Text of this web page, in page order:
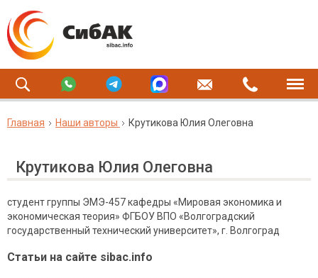
Главная Наши авторы Крутикова Юлия Олеговна
Крутикова Юлия Олеговна
студент группы ЭМЭ-457 кафедры «Мировая экономика и
экономическая теория» ФГБОУ ВПО «Волгоградский
государственный технический университет», г. Волгоград
Статьи на сайте sibac.info